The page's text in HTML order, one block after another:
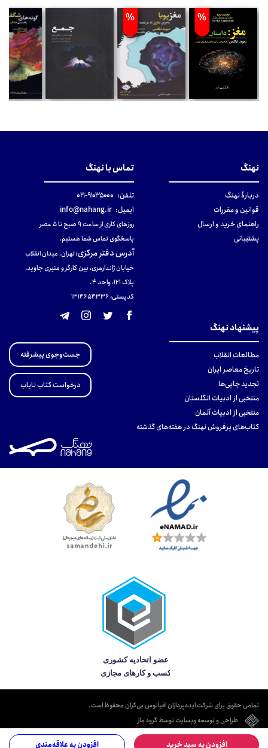
افزودن به سبد خرید افزودن به علاقه‌مندی
%
%
نهنگ
دربارهٔ نهنگ
قوانین و مقررات
راهنمای خرید و ارسال
پشتیبانی
تماس با نهنگ
تلفن: ۹۱۰۳۵۰۰۰-۰۲۱
ایمیل: info@nahang.ir
روزهای کاری از ساعت ۹ صبح تا ۵ عصر
پاسخگوی تماس شما هستیم.
آدرس دفتر مرکزی:تهران، میدان انقلاب
خیابان ژاندارمری، بین کارگر و منیری جاوید،
پلاک 121، واحد ۴.
کدپستی: 131465433۶
پیشنهاد نهنگ
مطالعات انقلاب
تاریخ معاصر ایران
تجدید چاپی‌ها
منتخبی از ادبیات انگلستان
منتخبی از ادبیات آلمان
کتاب‌های پرفروش نهنگ در هفته‌های گذشته
جست‌وجوی پیشرفته
درخواست کتاب نایاب
تمامی حقوق برای شرکت ایده‌پردازان اقیانوس بی‌کران محفوظ است.
طراحی و توسعه وبسایت توسط گروه ماز